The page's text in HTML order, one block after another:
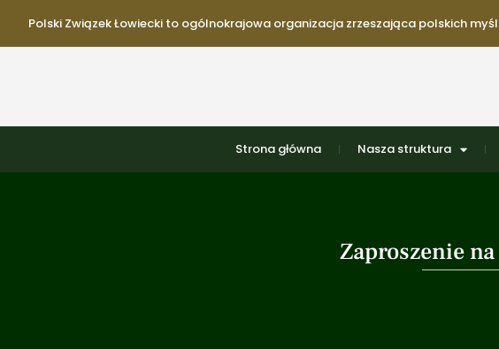
Polski Związek Łowiecki to ogólnokrajowa organizacja zrzeszająca polskich
Strona główna Nasza struktura
Zaproszenie